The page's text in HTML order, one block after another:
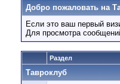
Добро пожаловать на
Если это ваш первый
Для просмотра
Раздел
Тавроклуб